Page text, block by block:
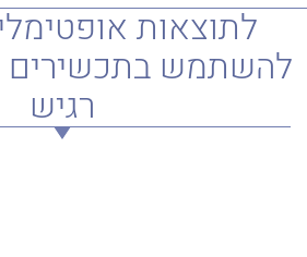
לתוצאות
להשתמש בתכשירים
רגיש